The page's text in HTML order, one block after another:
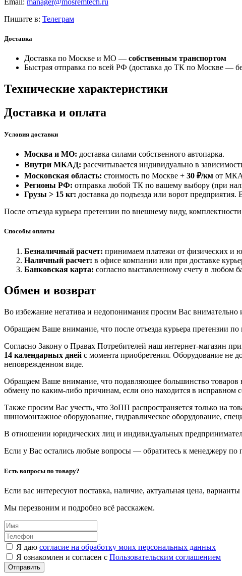
Пишите в: Телеграм
Доставка
Доставка по Москве и МО — собственным транспортом
Быстрая отправка по всей РФ (доставка до ТК по Москве —
Технические характеристики
Доставка и оплата
Условия доставки
Москва и МО: доставка силами собственного автопарка.
Внутри МКАД: рассчитывается индивидуально в
Московская область: стоимость по Москве + 30 ₽/км от
Регионы РФ: отправка любой ТК по вашему выбору (при
Грузы > 15 кг: доставка до подъезда или ворот
После отъезда курьера претензии по внешнему виду, комплектности
Способы оплаты
Безналичный расчет: принимаем платежи от физических и
Наличный расчет: в офисе компании или при доставке
Банковская карта: согласно выставленному счету в любом
Обмен и возврат
Во избежание негатива и недопонимания просим Вас внимательно
Обращаем Ваше внимание, что после отъезда курьера претензии
Согласно Закону о Правах Потребителей наш интернет-магазин
14 календарных дней с момента приобретения. Оборудование не
неповрежденном виде.
Обращаем Ваше внимание, что подавляющее большинство товаров
обмену по каким-либо причинам, если оно находится в исправном
Также просим Вас учесть, что ЗоПП распространяется только на
шиномонтажное оборудование, гидравлическое оборудование,
В отношении юридических лиц и индивидуальных
Если у Вас остались любые вопросы — обратитесь к менеджеру
Есть вопросы по товару?
Если вас интересуют поставка, наличие, актуальная цена,
Мы перезвоним и подробно всё расскажем.
Я даю согласие на обработку моих персональных данных
Я ознакомлен и согласен с Пользовательским соглашением
Отправить